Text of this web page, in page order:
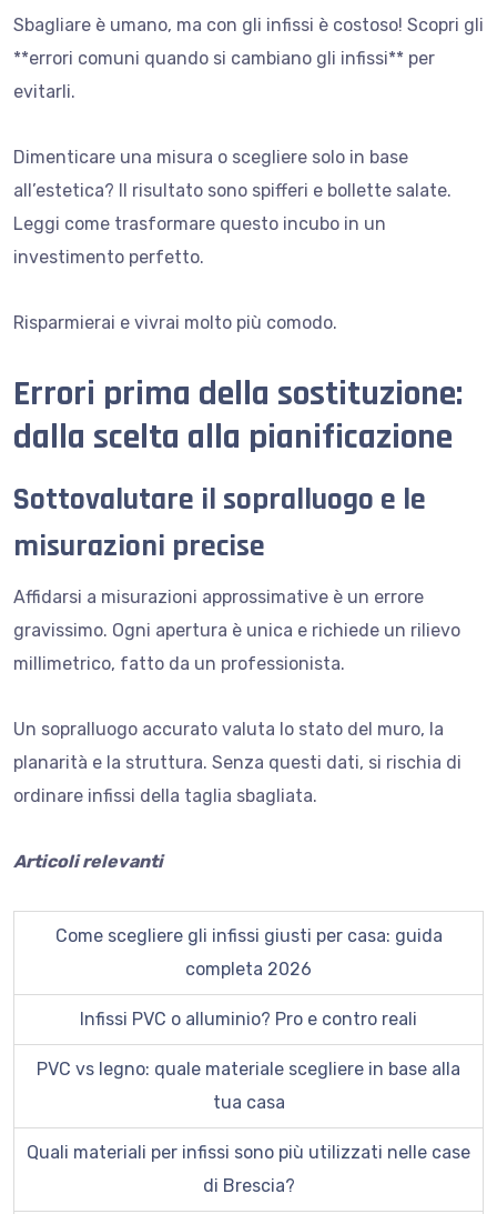
Sbagliare è umano, ma con gli infissi è costoso! Scopri gli
**errori comuni quando si cambiano gli infissi** per
evitarli.
Dimenticare una misura o scegliere solo in base
all’estetica? Il risultato sono spifferi e bollette salate.
Leggi come trasformare questo incubo in un
investimento perfetto.
Risparmierai e vivrai molto più comodo.
Errori prima della sostituzione:
dalla scelta alla pianificazione
Sottovalutare il sopralluogo e le
misurazioni precise
Affidarsi a misurazioni approssimative è un errore
gravissimo. Ogni apertura è unica e richiede un rilievo
millimetrico, fatto da un professionista.
Un sopralluogo accurato valuta lo stato del muro, la
planarità e la struttura. Senza questi dati, si rischia di
ordinare infissi della taglia sbagliata.
Articoli relevanti
Come scegliere gli infissi giusti per casa: guida
completa 2026
Infissi PVC o alluminio? Pro e contro reali
PVC vs legno: quale materiale scegliere in base alla
tua casa
Quali materiali per infissi sono più utilizzati nelle case
di Brescia?